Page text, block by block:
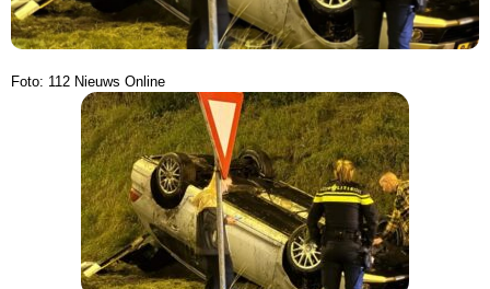
Foto: 112 Nieuws Online